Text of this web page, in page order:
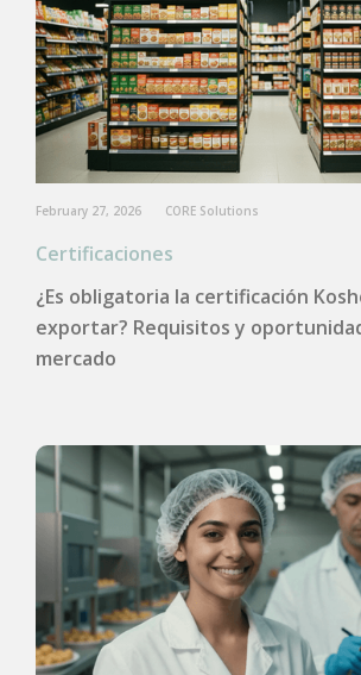
February 27, 2026 CORE Solutions
Certificaciones
¿Es obligatoria la certificación
exportar? Requisitos y
mercado